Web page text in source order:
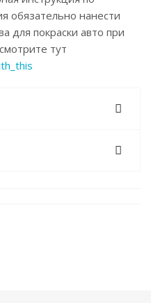
обязательно нанести
для покраски авто при
тут